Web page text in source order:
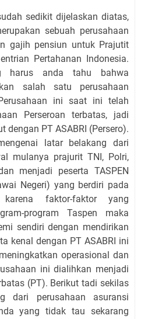
sedikit dijelaskan diatas,
sebuah perusahaan
gajih pensiun untuk Prajutit
Pertahanan Indonesia.
harus anda tahu bahwa
salah satu perusahaan
ini saat ini telah
Perseroan terbatas, jadi
dengan PT ASABRI (Persero).
latar belakang dari
mulanya prajurit TNI, Polri,
menjadi peserta TASPEN
Negeri) yang berdiri pada
faktor-faktor yang
program Taspen maka
sendiri dengan mendirikan
kenal dengan PT ASABRI ini
operasional dan
ini dialihkan menjadi
(PT). Berikut tadi sekilas
dari perusahaan asuransi
yang tidak tau sekarang